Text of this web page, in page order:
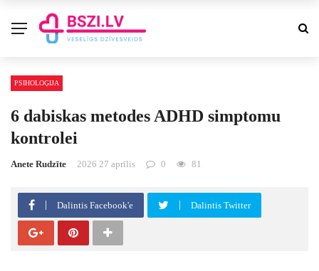
PSIHOLOĢIJA
6 dabiskas metodes ADHD simptomu
kontrolei
Anete Rudzīte 2026 27 aprīlis 0 81
Dalintis Facebook'e Dalintis Twitter